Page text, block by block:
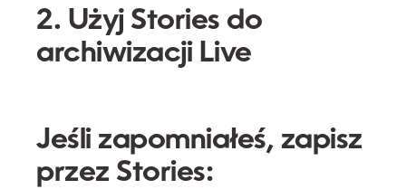
2. Użyj Stories do
archiwizacji Live
Jeśli zapomniałeś, zapisz
przez Stories: